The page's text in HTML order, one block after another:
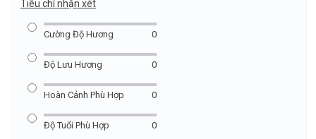
Tiêu chí nhận xét
Cường Độ Hương 0
Độ Lưu Hương 0
Hoàn Cảnh Phù Hợp 0
Độ Tuổi Phù Hợp 0